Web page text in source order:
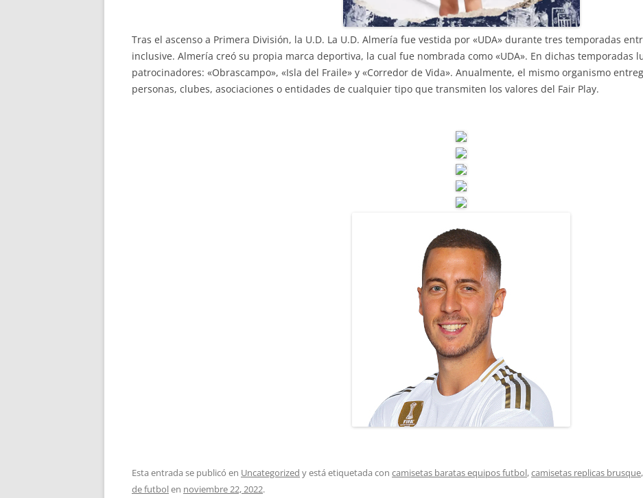
Tras el ascenso a Primera División, la U.D. La U.D. Almería fue vestida por «UDA» durante tres temporadas
inclusive. Almería creó su propia marca deportiva, la cual fue nombrada como «UDA». En dichas temporadas
patrocinadores: «Obrascampo», «Isla del Fraile» y «Corredor de Vida». Anualmente, el mismo organismo
personas, clubes, asociaciones o entidades de cualquier tipo que transmiten los valores del Fair Play.
Esta entrada se publicó en Uncategorized y está etiquetada con camisetas baratas equipos futbol,camisetas replicas brusque,
de futbolen noviembre 22, 2022.